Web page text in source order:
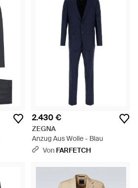
2.430 €
ZEGNA
Anzug Aus Wolle - Blau
Von FARFETCH